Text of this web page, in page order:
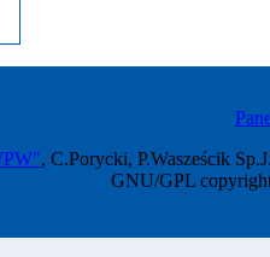
, C.Porycki, P.Wasześcik
GNU/GPL